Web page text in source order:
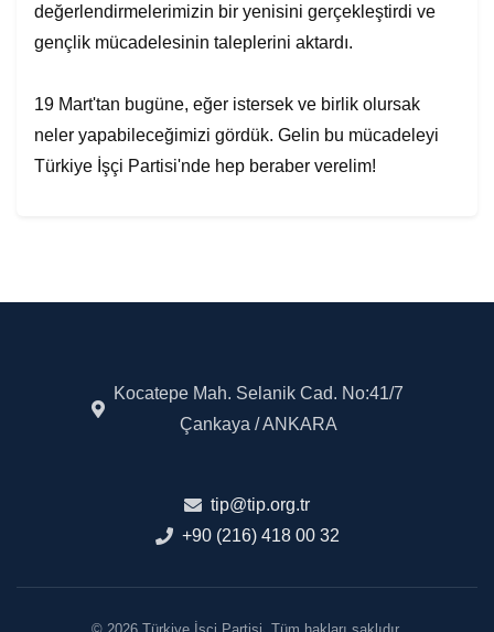
değerlendirmelerimizin bir yenisini gerçekleştirdi ve
gençlik mücadelesinin taleplerini aktardı.
19 Mart'tan bugüne, eğer istersek ve birlik olursak
neler yapabileceğimizi gördük. Gelin bu mücadeleyi
Türkiye İşçi Partisi'nde hep beraber verelim!
Kocatepe Mah. Selanik Cad. No:41/7
Çankaya / ANKARA
tip@tip.org.tr
+90 (216) 418 00 32